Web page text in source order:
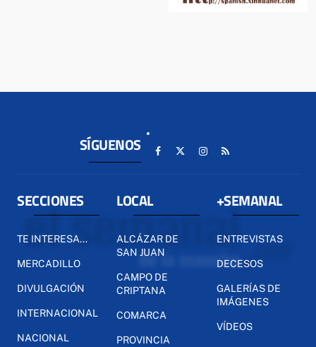
SÍGUENOS
SECCIONES
TE INTERESA...
MERCADILLO
DIVULGACIÓN
INTERNACIONAL
NACIONAL
LOCAL
ALCÁZAR DE
SAN JUAN
CAMPO DE
CRIPTANA
COMARCA
PROVINCIA
+SEMANAL
ENTREVISTAS
DECESOS
GALERÍAS DE
IMÁGENES
VÍDEOS